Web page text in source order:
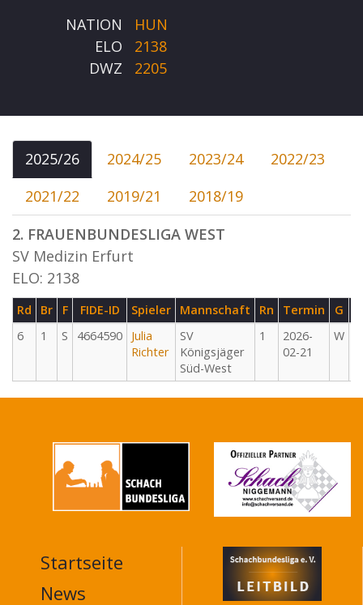
NATION
HUN
ELO
2138
DWZ
2205
2025/26 2024/25 2023/24
2022/23
2021/22
2019/21
2018/19
2. FRAUENBUNDESLIGA WEST
SV Medizin Erfurt
ELO: 2138
Rd Br F FIDE-ID Spieler Mannschaft Rn Termin G
6
1 S 4664590
Julia
Richter
SV
Königsjäger
Süd-West
1
2026-
02-21
W
MAIN
NAVIGATION
Startseite
News